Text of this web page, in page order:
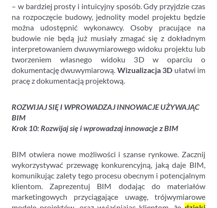
– w bardziej prosty i intuicyjny sposób. Gdy przyjdzie czas
na rozpoczęcie budowy, jednolity model projektu będzie
można udostępnić wykonawcy. Osoby pracujące na
budowie nie będą już musiały zmagać się z dokładnym
interpretowaniem dwuwymiarowego widoku projektu lub
tworzeniem własnego widoku 3D w oparciu o
dokumentację dwuwymiarową. Wizualizacja 3D ułatwi im
pracę z dokumentacją projektową.
ROZWIJAJ SIĘ I WPROWADZAJ INNOWACJE UŻYWAJĄC
BIM
Krok 10: Rozwijaj się i wprowadzaj innowacje z BIM
BIM otwiera nowe możliwości i szanse rynkowe. Zacznij
wykorzystywać przewagę konkurencyjną, jaką daje BIM,
komunikując zalety tego procesu obecnym i potencjalnym
klientom. Zaprezentuj BIM dodając do materiałów
marketingowych przyciągające uwagę, trójwymiarowe